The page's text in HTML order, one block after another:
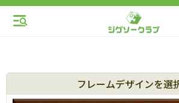
フレームデザインを選